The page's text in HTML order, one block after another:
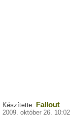
Készítette: Fallout
2009. október 26.